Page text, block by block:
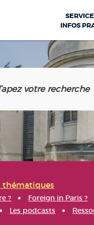
INFOS
thématiques
? Foreign in Paris ?
Les podcasts